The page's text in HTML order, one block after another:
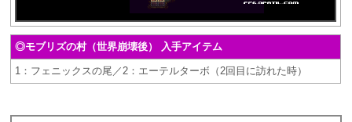
◎モブリズの村（世界崩壊後） 入手アイテム
1：フェニックスの尾／2：エーテルターボ（2回目に訪れた時）